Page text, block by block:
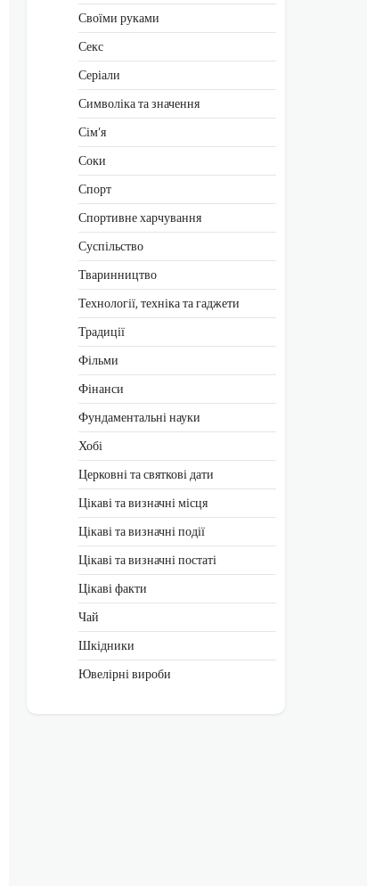
Своїми руками
Секс
Серіали
Символіка та значення
Сім’я
Соки
Спорт
Спортивне харчування
Суспільство
Тваринництво
Технології, техніка та гаджети
Традиції
Фільми
Фінанси
Фундаментальні науки
Хобі
Церковні та святкові дати
Цікаві та визначні місця
Цікаві та визначні події
Цікаві та визначні постаті
Цікаві факти
Чай
Шкідники
Ювелірні вироби